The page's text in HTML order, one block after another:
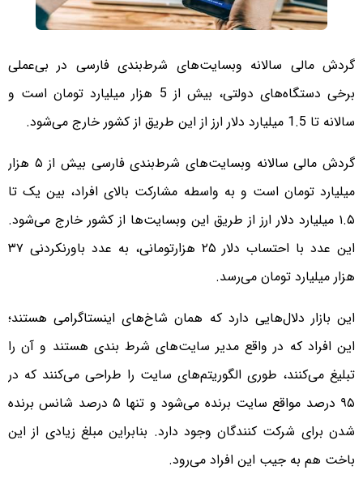
گردش مالی سالانه وبسایت‌های شرط‌بندی فارسی در بی‌عملی
برخی دستگاه‌های دولتی، بیش از 5 هزار میلیارد تومان است و
سالانه تا 1.5 میلیارد دلار ارز از این طریق از کشور خارج می‌شود.
گردش مالی سالانه وبسایت‌های شرط‌بندی فارسی بیش از ۵ هزار
میلیارد تومان است و به واسطه مشارکت بالای افراد، بین یک تا
۱.۵ میلیارد دلار ارز از طریق این وبسایت‌ها از کشور خارج می‌شود.
این عدد با احتساب دلار ۲۵ هزارتومانی، به عدد باورنکردنی ۳۷
هزار میلیارد تومان می‌رسد.
این بازار دلال‌هایی دارد که همان شاخ‌های اینستاگرامی هستند؛
این افراد که در واقع مدیر سایت‌های شرط بندی هستند و آن را
تبلیغ می‌کنند، طوری الگوریتم‌های سایت را طراحی می‌کنند که در
۹۵ درصد مواقع سایت برنده می‌شود و تنها ۵ درصد شانس برنده
شدن برای شرکت کنندگان وجود دارد. بنابراین مبلغ زیادی از این
باخت هم به جیب این افراد می‌رود.